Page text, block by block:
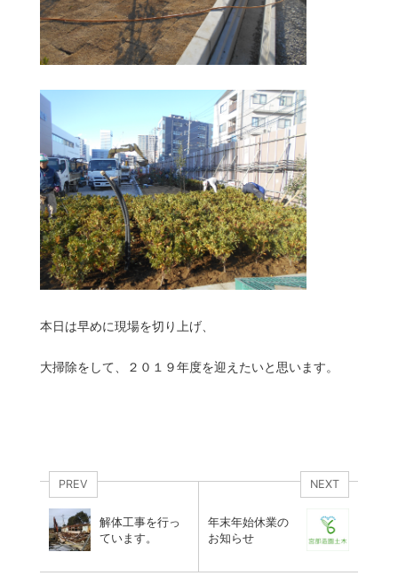
本日は早めに現場を切り上げ、
大掃除をして、２０１９年度を迎えたいと思います。
PREV
解体工事を行っ
ています。
NEXT
年末年始休業の
お知らせ